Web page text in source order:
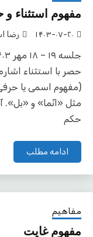
مفهوم استثناء
۱۴۰۳-۰۷-۲۰ رضا
حصر با استثناء
(مفهوم اسمی یا
مثل «انّما» و «بل».
حکم
ادامه مطلب
مفاهیم
مفهوم غایت